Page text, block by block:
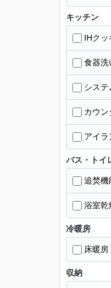
キッチン
IHクッ
食器洗
システ
カウン
アイラ
バス・トイ
追焚機
浴室乾
冷暖房
床暖房
収納